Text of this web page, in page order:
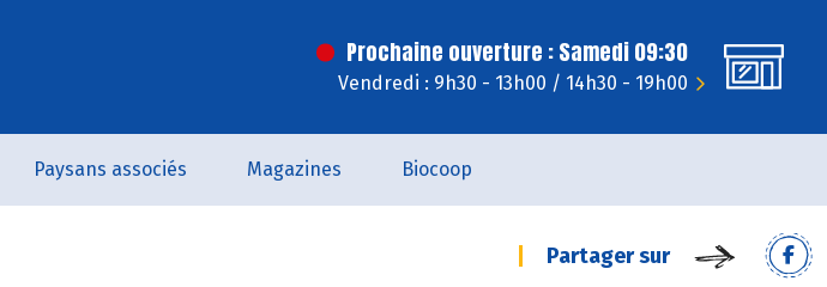
Prochaine ouverture : Samedi 09:30
Vendredi : 9h30 - 13h00 / 14h30 - 19h00
Paysans associés Magazines Biocoop
Partager sur